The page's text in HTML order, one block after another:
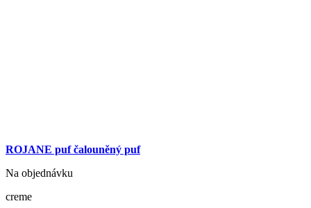
ROJANE puf čalouněný puf
Na objednávku
creme